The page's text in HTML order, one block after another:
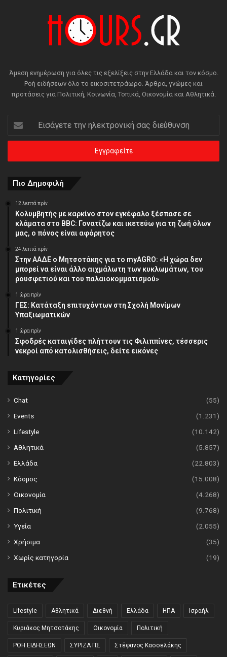
Άμεση ενημέρωση για όλες τις εξελίξεις στην Ελλάδα και τον κόσμο.
Ροή ειδήσεων όλο το εικοσιτετράωρο. Άρθρα, γνώμες και
προτάσεις για Πολιτική, Κοινωνία, Τοπικά, Οικονομία και Αθλητικά.
Εισάγετε
την
ηλεκτρονική
διεύθυνση
Πιο Δημοφιλή
12 λεπτά πρίν
Κολυμβητής με καρκίνο στον εγκέφαλο ξέσπασε σε
κλάματα στο BBC: Γονατίζω και ικετεύω για τη ζωή όλων
μας, ο πόνος είναι αφόρητος
24 λεπτά πρίν
Στην ΑΑΔΕ ο Μητσοτάκης για το myAGRO: «Η χώρα δεν
μπορεί να είναι άλλο αιχμάλωτη των κυκλωμάτων, του
ρουσφετιού και του παλαιοκομματισμού»
1 ώρα πρίν
ΓΕΣ: Κατάταξη επιτυχόντων στη Σχολή Μονίμων
Υπαξιωματικών
1 ώρα πρίν
Σφοδρές καταιγίδες πλήττουν τις Φιλιππίνες, τέσσερις
νεκροί από κατολισθήσεις, δείτε εικόνες
Κατηγορίες
Chat
(55)
Events
(1.231)
Lifestyle
(10.142)
Αθλητικά
(5.857)
Ελλάδα
(22.803)
Κόσμος
(15.008)
Οικονομία
(4.268)
Πολιτική
(9.768)
Υγεία
(2.055)
Χρήσιμα
(35)
Χωρίς κατηγορία
(19)
Ετικέτες
Lifestyle Αθλητικά Διεθνή Ελλάδα ΗΠΑ Ισραήλ
Κυριάκος Μητσοτάκης Οικονομία Πολιτική
ΡΟΗ ΕΙΔΗΣΕΩΝ ΣΥΡΙΖΑ ΠΣ Στέφανος Κασσελάκης